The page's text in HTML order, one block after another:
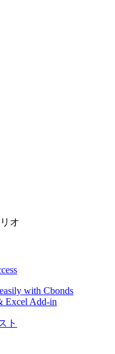
オ
with Cbonds
Excel Add-in
ト